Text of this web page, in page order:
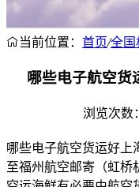
当前位置： 首页/全国
哪些电子航空货
浏览次数
哪些电子航空货运好上
至福州航空邮寄（虹桥